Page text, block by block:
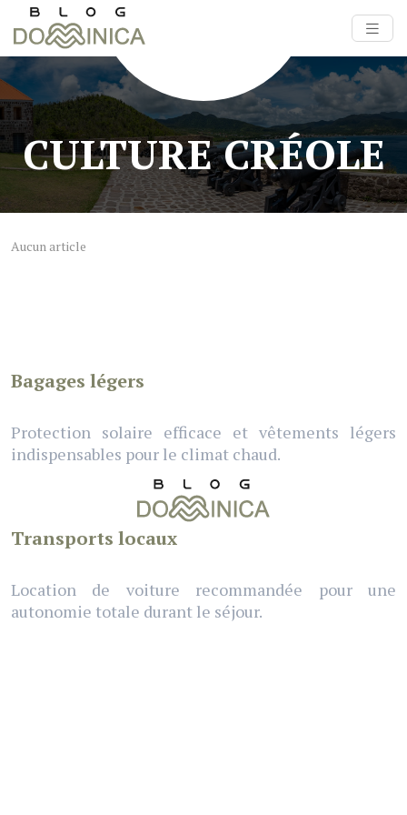
CULTURE CRÉOLE
Aucun article
Bagages légers
Protection solaire efficace et vêtements légers
indispensables pour le climat chaud.
Transports locaux
Location de voiture recommandée pour une
autonomie totale durant le séjour.